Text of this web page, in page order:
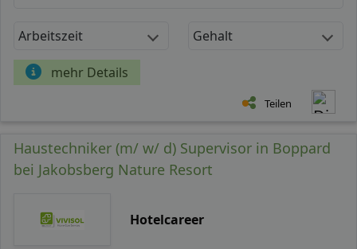
Arbeitszeit Gehalt
mehr Details
Teilen
Haustechniker (m/ w/ d) Supervisor in Boppard
bei Jakobsberg Nature Resort
Hotelcareer